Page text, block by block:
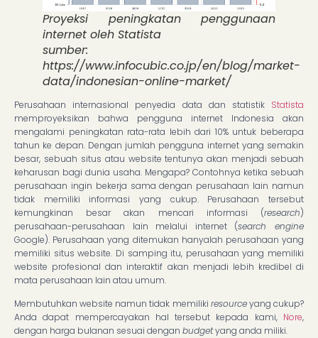
Proyeksi peningkatan penggunaan
internet oleh Statista
sumber:
https://www.infocubic.co.jp/en/blog/market-
data/indonesian-online-market/
Perusahaan internasional penyedia data dan statistik Statista
memproyeksikan bahwa pengguna internet Indonesia akan
mengalami peningkatan rata-rata lebih dari 10% untuk beberapa
tahun ke depan. Dengan jumlah pengguna internet yang semakin
besar, sebuah situs atau website tentunya akan menjadi sebuah
keharusan bagi dunia usaha. Mengapa? Contohnya ketika sebuah
perusahaan ingin bekerja sama dengan perusahaan lain namun
tidak memiliki informasi yang cukup. Perusahaan tersebut
kemungkinan besar akan mencari informasi (research)
perusahaan-perusahaan lain melalui internet (search engine
Google). Perusahaan yang ditemukan hanyalah perusahaan yang
memiliki situs website. Di samping itu, perusahaan yang memiliki
website profesional dan interaktif akan menjadi lebih kredibel di
mata perusahaan lain atau umum.
Membutuhkan website namun tidak memiliki resourceyang cukup?
Anda dapat mempercayakan hal tersebut kepada kami, Nore,
dengan harga bulanan sesuai dengan budgetyang anda miliki.